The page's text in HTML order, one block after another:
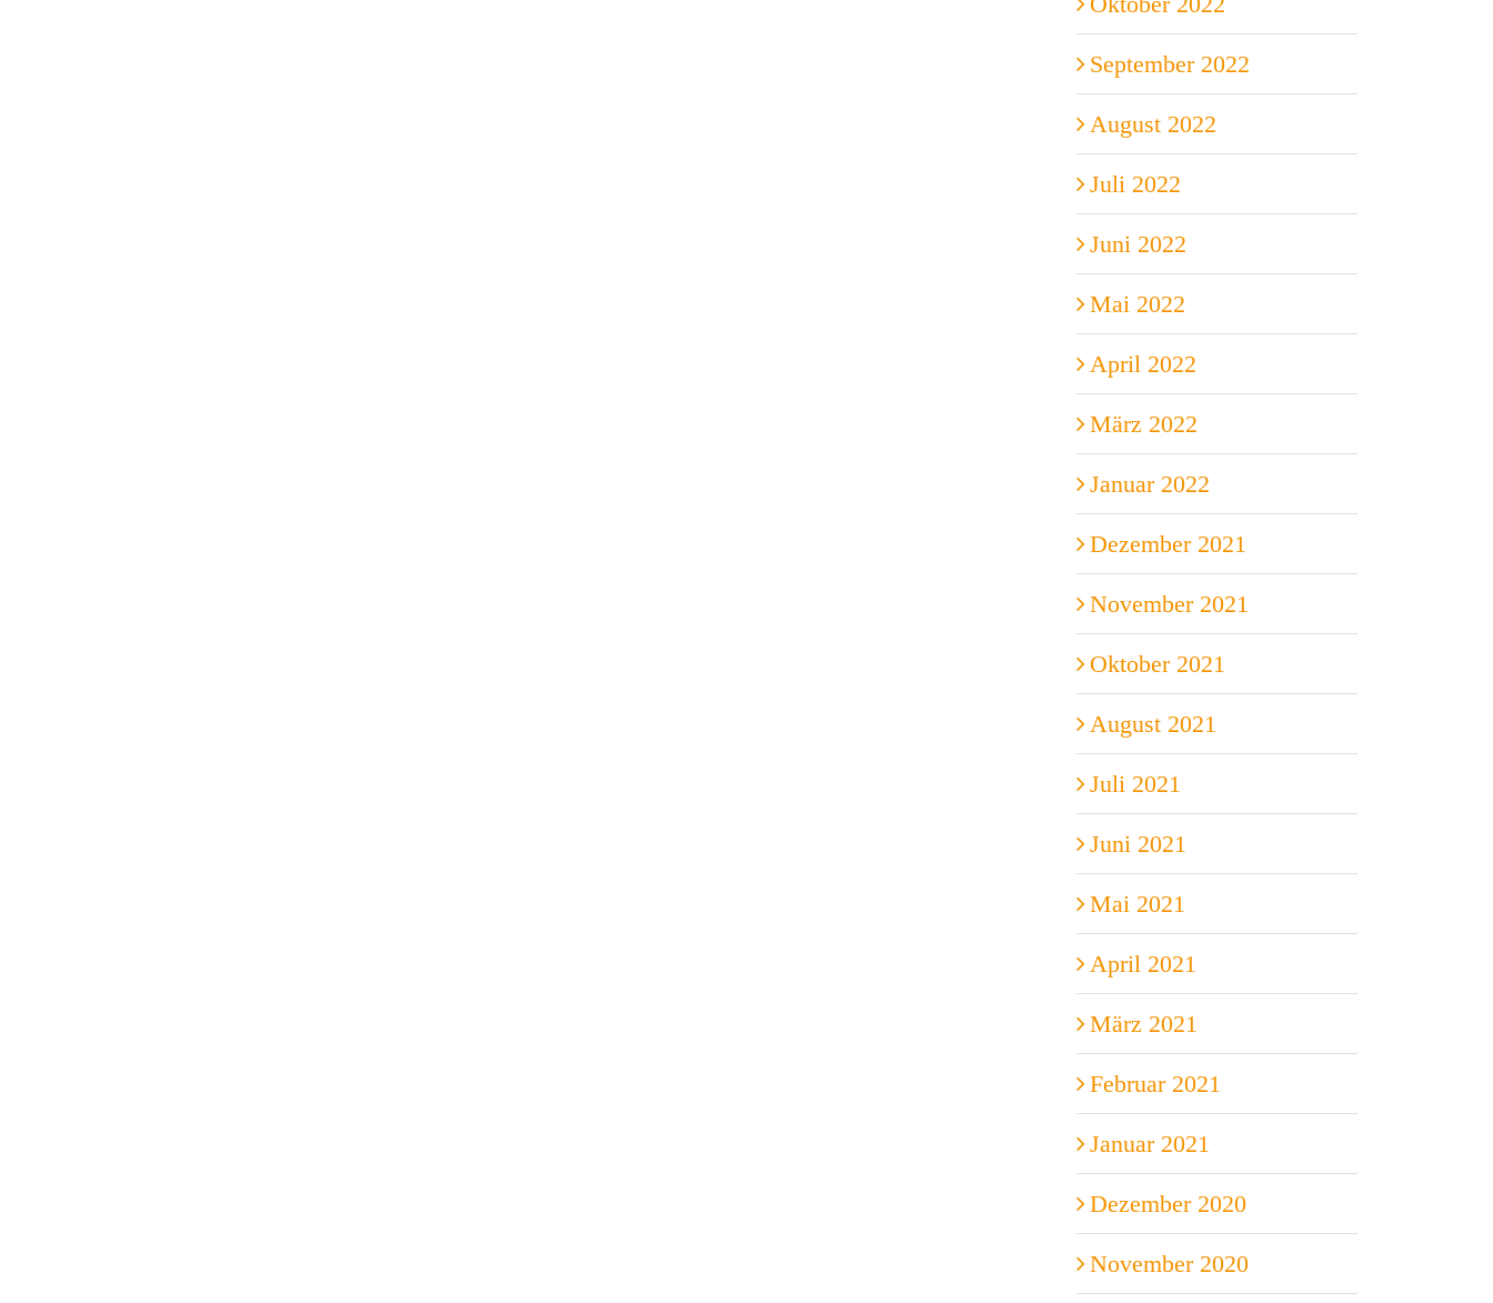
September 2022
August 2022
Juli 2022
Juni 2022
Mai 2022
April 2022
März 2022
Januar 2022
Dezember 2021
November 2021
Oktober 2021
August 2021
Juli 2021
Juni 2021
Mai 2021
April 2021
März 2021
Februar 2021
Januar 2021
Dezember 2020
November 2020